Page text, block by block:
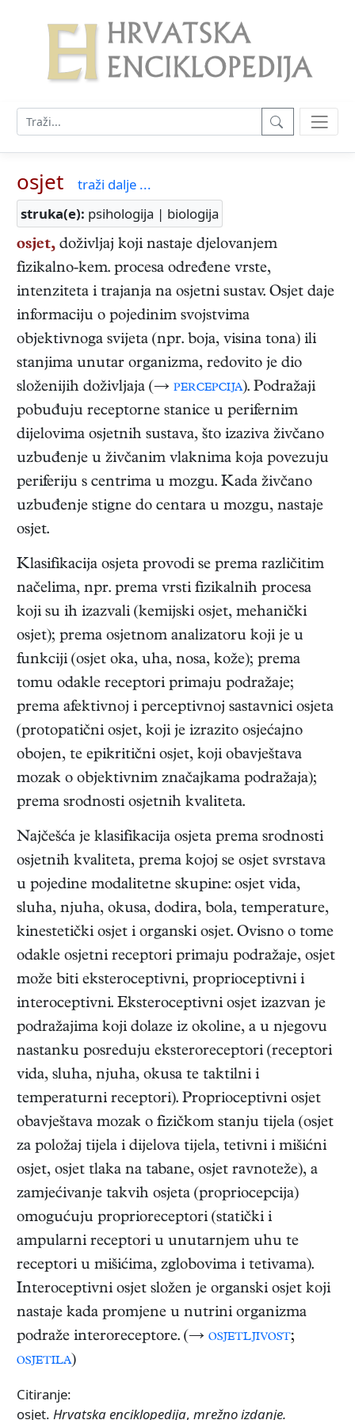
osjet
traži dalje ...
struka(e): psihologija | biologija
osjet, doživljaj koji nastaje djelovanjem
fizikalno-kem. procesa određene vrste,
intenziteta i trajanja na osjetni sustav. Osjet daje
informaciju o pojedinim svojstvima
objektivnoga svijeta (npr. boja, visina tona) ili
stanjima unutar organizma, redovito je dio
složenijih doživljaja (→ percepcija). Podražaji
pobuđuju receptorne stanice u perifernim
dijelovima osjetnih sustava, što izaziva živčano
uzbuđenje u živčanim vlaknima koja povezuju
periferiju s centrima u mozgu. Kada živčano
uzbuđenje stigne do centara u mozgu, nastaje
osjet.
Klasifikacija osjeta provodi se prema različitim
načelima, npr. prema vrsti fizikalnih procesa
koji su ih izazvali (kemijski osjet, mehanički
osjet); prema osjetnom analizatoru koji je u
funkciji (osjet oka, uha, nosa, kože); prema
tomu odakle receptori primaju podražaje;
prema afektivnoj i perceptivnoj sastavnici osjeta
(protopatični osjet, koji je izrazito osjećajno
obojen, te epikritični osjet, koji obavještava
mozak o objektivnim značajkama podražaja);
prema srodnosti osjetnih kvaliteta.
Najčešća je klasifikacija osjeta prema srodnosti
osjetnih kvaliteta, prema kojoj se osjet svrstava
u pojedine modalitetne skupine: osjet vida,
sluha, njuha, okusa, dodira, bola, temperature,
kinestetički osjet i organski osjet. Ovisno o tome
odakle osjetni receptori primaju podražaje, osjet
može biti eksteroceptivni, proprioceptivni i
interoceptivni. Eksteroceptivni osjet izazvan je
podražajima koji dolaze iz okoline, a u njegovu
nastanku posreduju eksteroreceptori (receptori
vida, sluha, njuha, okusa te taktilni i
temperaturni receptori). Proprioceptivni osjet
obavještava mozak o fizičkom stanju tijela (osjet
za položaj tijela i dijelova tijela, tetivni i mišićni
osjet, osjet tlaka na tabane, osjet ravnoteže), a
zamjećivanje takvih osjeta (propriocepcija)
omogućuju proprioreceptori (statički i
ampularni receptori u unutarnjem uhu te
receptori u mišićima, zglobovima i tetivama).
Interoceptivni osjet složen je organski osjet koji
nastaje kada promjene u nutrini organizma
podraže interoreceptore. (→ osjetljivost;
osjetila)
Citiranje:
osjet. Hrvatska enciklopedija, mrežno izdanje.